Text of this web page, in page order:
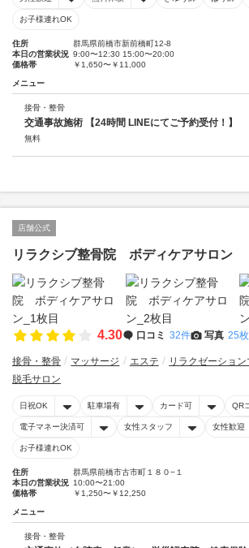
お子様連れOK
住所
群馬県前橋市新前橋町12-8
本日の営業状況 9:00〜12:30 15:00〜20:00
価格帯
￥1,650〜￥11,000
メニュー
接骨・整骨
交通事故施術 【24時間 LINEにてご予約受付！】
無料
店舗公式
リラクシブ整骨院 ボディケアサロン
4.30 口コミ 32件 写真 25枚
接骨・整骨 マッサージ エステ
リラクゼーショ
脱毛サロン
日祝OK 駐車場有 カード可 QR
電子マネー決済可 女性スタッフ 女性歓迎
お子様連れOK
住所
群馬県前橋市古市町１８０−１
本日の営業状況 10:00〜21:00
価格帯
￥1,250〜￥12,250
メニュー
接骨・整骨